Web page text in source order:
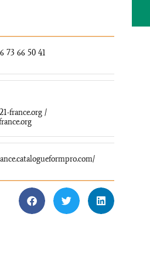
73 66 50 41
france.org /